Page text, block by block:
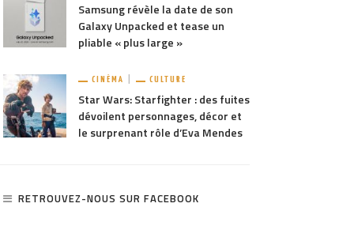
Samsung révèle la date de son
Galaxy Unpacked et tease un
pliable « plus large »
CINÉMA CULTURE
Star Wars: Starfighter : des fuites
dévoilent personnages, décor et
le surprenant rôle d’Eva Mendes
RETROUVEZ-NOUS SUR FACEBOOK